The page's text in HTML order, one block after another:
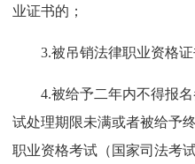
业证书的；
3.被吊销法律职业资格证
4.被给予二年内不得报
试处理期限未满或者被给予
职业资格考试（国家司法考